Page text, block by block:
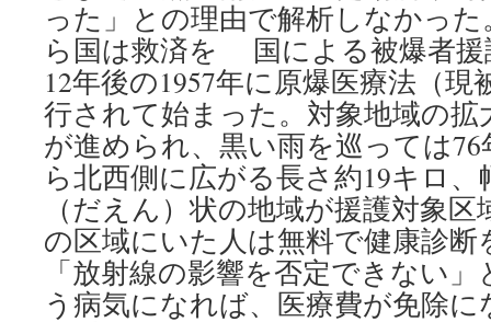
った」との理由で解析しなかっ
ら国は救済を 国による被爆者援
12年後の1957年に原爆医療法（現
行されて始まった。対象地域の
が進められ、黒い雨を巡っては
ら北西側に広がる長さ約19キロ
（だえん）状の地域が援護対象
の区域にいた人は無料で健康診
「放射線の影響を否定できない
う病気になれば、医療費が免除